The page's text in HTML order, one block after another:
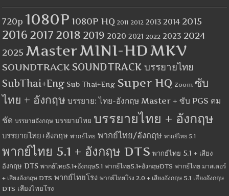
720p 1080P 1080P HQ 2011 2012 2013 2014 2015
2016 2017 2018 2019 2020 2021 2022 2023 2024
2025 MasterMINI-HDMKV
SOUNDTRACK SOUNDTRACK บรรยายไทย
SubThai+Eng Sub Thai+Eng Super HQ Zoom ซับ
ไทย + อังกฤษ บรรยาย: ไทย-อังกฤษ Master + ซับ PGS คม
ชัด บรรยายอังกฤษ บรรยายไทย บรรยายไทย + อังกฤษ
บรรยายไทย+อังกฤษ พากย์ไทย พากย์ไทย/อังกฤษ พากย์ไทย 5.1
พากย์ไทย 5.1 + อังกฤษ DTS พากย์ไทย 5.1 + เสียง
อังกฤษ DTS พากย์ไทย5.1+อังกฤษ5.1 พากย์ไทย5.1+อังกฤษDTS พากย์ไทย มาสเตอร์
+ เสียงอังกฤษ DTS พากย์ไทยโรง พากย์ไทยโรง 2.0 + เสียงอังกฤษ 5.1 เสียงอังกฤษ
DTS เสียงไทยโรง